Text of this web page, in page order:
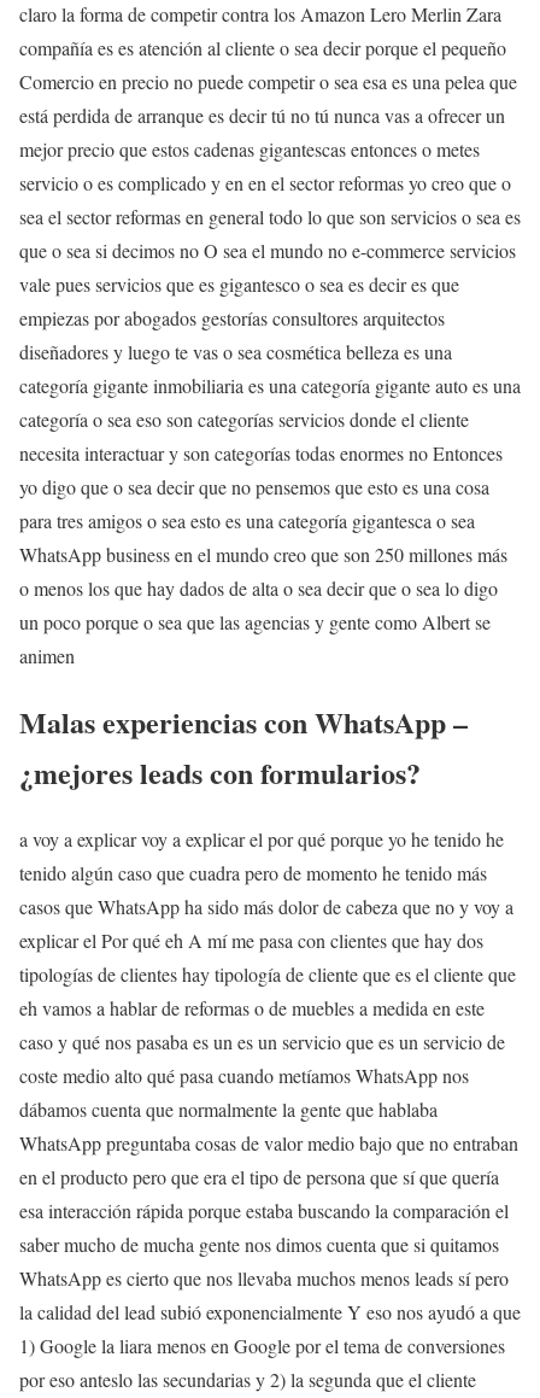
claro la forma de competir contra los Amazon Lero Merlin Zara
compañía es es atención al cliente o sea decir porque el pequeño
Comercio en precio no puede competir o sea esa es una pelea que
está perdida de arranque es decir tú no tú nunca vas a ofrecer un
mejor precio que estos cadenas gigantescas entonces o metes
servicio o es complicado y en en el sector reformas yo creo que o
sea el sector reformas en general todo lo que son servicios o sea es
que o sea si decimos no O sea el mundo no e-commerce servicios
vale pues servicios que es gigantesco o sea es decir es que
empiezas por abogados gestorías consultores arquitectos
diseñadores y luego te vas o sea cosmética belleza es una
categoría gigante inmobiliaria es una categoría gigante auto es una
categoría o sea eso son categorías servicios donde el cliente
necesita interactuar y son categorías todas enormes no Entonces
yo digo que o sea decir que no pensemos que esto es una cosa
para tres amigos o sea esto es una categoría gigantesca o sea
WhatsApp business en el mundo creo que son 250 millones más
o menos los que hay dados de alta o sea decir que o sea lo digo
un poco porque o sea que las agencias y gente como Albert se
animen
Malas experiencias con WhatsApp –
¿mejores leads con formularios?
a voy a explicar voy a explicar el por qué porque yo he tenido he
tenido algún caso que cuadra pero de momento he tenido más
casos que WhatsApp ha sido más dolor de cabeza que no y voy a
explicar el Por qué eh A mí me pasa con clientes que hay dos
tipologías de clientes hay tipología de cliente que es el cliente que
eh vamos a hablar de reformas o de muebles a medida en este
caso y qué nos pasaba es un es un servicio que es un servicio de
coste medio alto qué pasa cuando metíamos WhatsApp nos
dábamos cuenta que normalmente la gente que hablaba
WhatsApp preguntaba cosas de valor medio bajo que no entraban
en el producto pero que era el tipo de persona que sí que quería
esa interacción rápida porque estaba buscando la comparación el
saber mucho de mucha gente nos dimos cuenta que si quitamos
WhatsApp es cierto que nos llevaba muchos menos leads sí pero
la calidad del lead subió exponencialmente Y eso nos ayudó a que
1) Google la liara menos en Google por el tema de conversiones
por eso anteslo las secundarias y 2) la segunda que el cliente